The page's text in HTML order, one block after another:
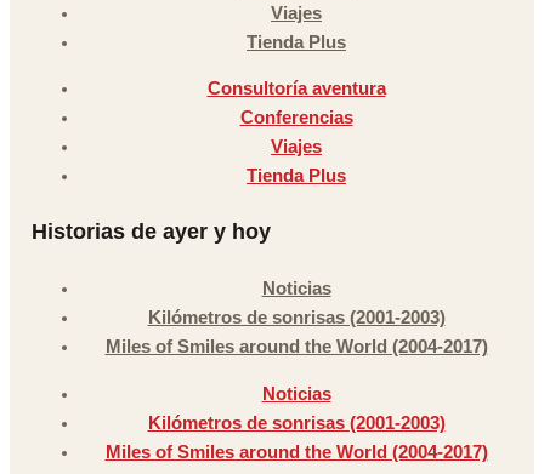
Viajes
Tienda Plus
Consultoría aventura
Conferencias
Viajes
Tienda Plus
Historias de ayer y hoy
Noticias
Kilómetros de sonrisas (2001-2003)
Miles of Smiles around the World (2004-2017)
Noticias
Kilómetros de sonrisas (2001-2003)
Miles of Smiles around the World (2004-2017)